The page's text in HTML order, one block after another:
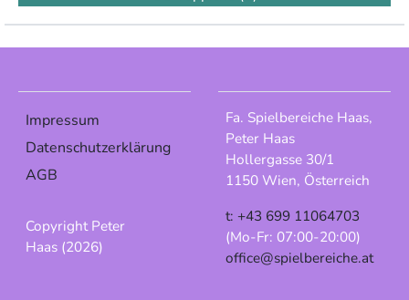
Impressum
Datenschutzerklärung
AGB
Copyright Peter
Haas (2026)
Fa. Spielbereiche Haas,
Peter Haas
Hollergasse 30/1
1150 Wien, Österreich
t: +43 699 11064703
(Mo-Fr: 07:00-20:00)
office@spielbereiche.at